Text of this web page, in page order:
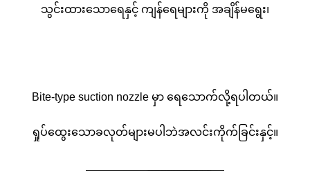
သွင်းထားသောရေနှင့် ကျန်ရေများကို အချိန်မရွေး၊
Bite-type suction nozzle မှာ ရေသောက်လို့ရပါတယ်။
ရှုပ်ထွေးသောခလုတ်များမပါဘဲအလင်းကိုက်ခြင်းနှင့်။